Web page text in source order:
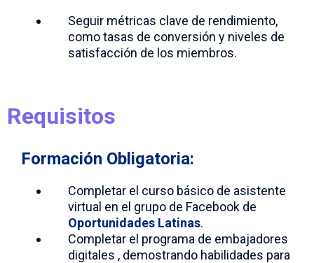
Seguir métricas clave de rendimiento,
como tasas de conversión y niveles de
satisfacción de los miembros.
Requisitos
Formación Obligatoria:
Completar el curso básico de asistente
virtual en el grupo de Facebook de
Oportunidades Latinas.
Completar el programa de embajadores
digitales , demostrando habilidades para